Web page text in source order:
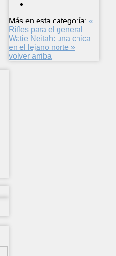
Más en esta categoría: «
Rifles para el general
Watie Neitah: una chica
en el lejano norte »
volver arriba